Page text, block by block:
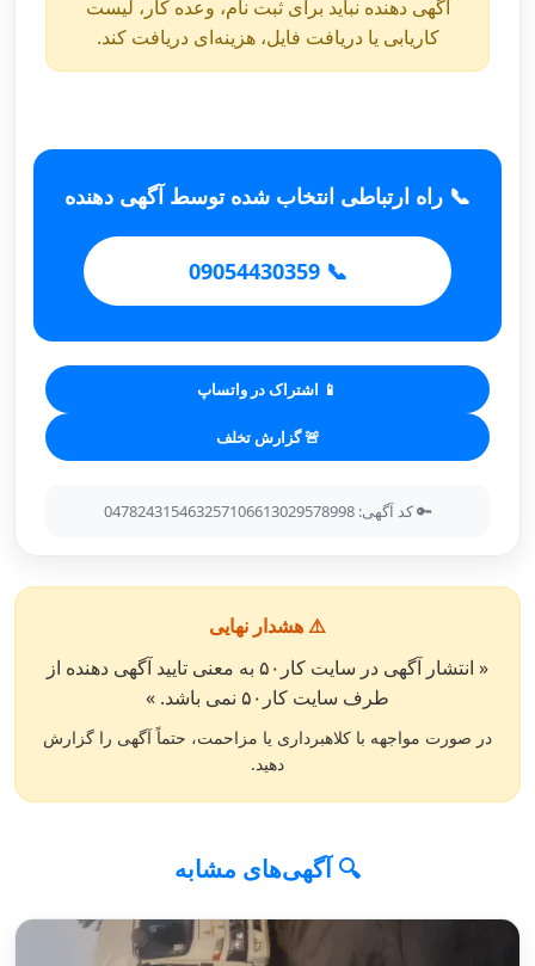
آگهی دهنده نباید برای ثبت نام، وعده کار، لیست
کاریابی یا دریافت فایل، هزینه‌ای دریافت کند.
📞 راه ارتباطی انتخاب شده توسط آگهی دهنده
📞 09054430359
📱 اشتراک در واتساپ
🚨 گزارش تخلف
🔑 کد آگهی: 047824315463257106613029578998
⚠️ هشدار نهایی
« انتشار آگهی در سایت کار۵۰ به معنی تایید آگهی دهنده از
طرف سایت کار۵۰ نمی باشد. »
در صورت مواجهه با کلاهبرداری یا مزاحمت، حتماً آگهی را گزارش
دهید.
🔍 آگهی‌های مشابه